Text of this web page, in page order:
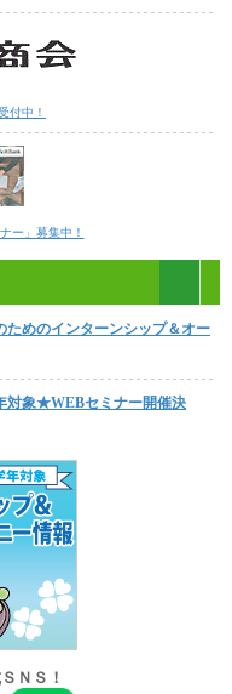
付中！
ー」募集中！
ためのインターンシップ＆オー
対象★WEBセミナー開催決
ＮＳ！